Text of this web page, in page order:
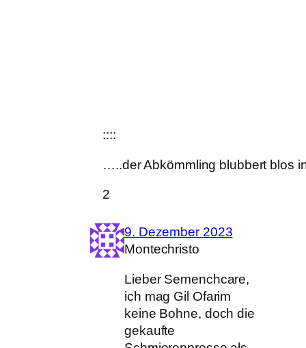
::::
…..der Abkömmling blubbert blos
2
9. Dezember 2023
Montechristo
Lieber Semenchcare,
ich mag Gil Ofarim
keine Bohne, doch die
gekaufte